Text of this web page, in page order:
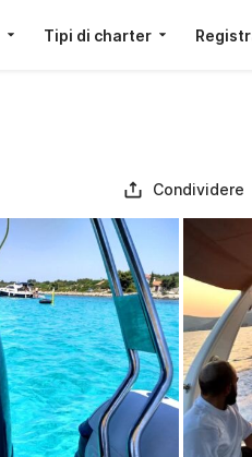
Tipi di charter
Condividere